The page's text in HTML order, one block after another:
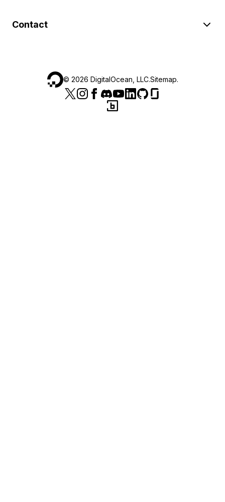
Contact
© 2026 DigitalOcean, LLC.Sitemap.